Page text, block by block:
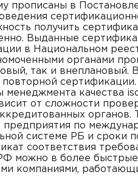
прописаны в
получить
Выданные
в Национальном
органами
так и внеплановый.
менеджмента качества
от сложности
органов.
по
системе РБ и сроки
соответствия
можно в более
компаниями,